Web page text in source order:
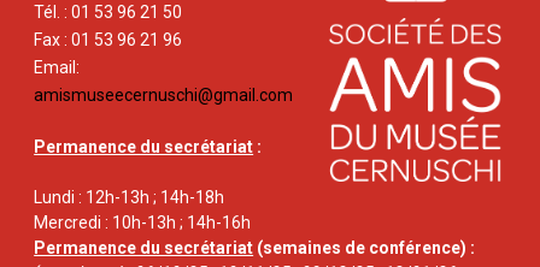
Tél. : 01 53 96 21 50
Fax : 01 53 96 21 96
Email:
amismuseecernuschi@gmail.com
Permanence du secrétariat :
Lundi : 12h-13h ; 14h-18h
Mercredi : 10h-13h ; 14h-16h
Permanence du secrétariat (semaines de conférence) :